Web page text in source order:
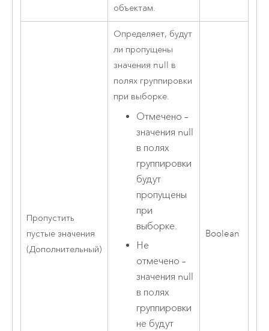
объектам.
Пропустить
пустые значения
(Дополнительный)
Определяет, будут
ли пропущены
значения null в
полях группировки
при выборке.
Отмечено –
значения null
в полях
группировки
будут
пропущены
при
выборке.
Не
отмечено –
значения null
в полях
группировки
не будут
Boolean